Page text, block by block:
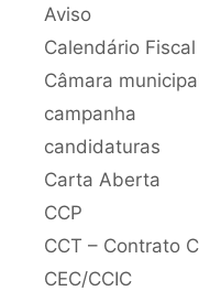
Aviso
Calendário Fiscal
Câmara
campanha
candidaturas
Carta Aberta
CCP
CCT – Contrato
CEC/CCIC